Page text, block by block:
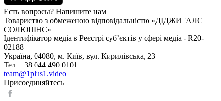
Есть вопросы? Напишите нам
Товариство з обмеженою відповідальністю «ДІДЖИТАЛС
СОЛЮШНС»
Ідентифікатор медіа в Реєстрі суб’єктів у сфері медіа - R20-
02188
Україна, 04080, м. Київ, вул. Кирилівська, 23
Тел. +38 044 490 0101
team@1plus1.video
Присоединяйтесь